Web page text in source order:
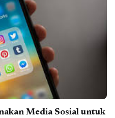
Media Sosial untuk